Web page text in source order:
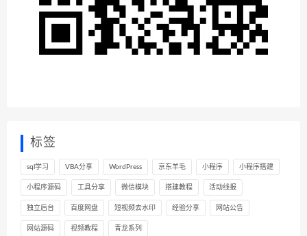
标签
sql学习 VBA分享 WordPress 京东羊毛 小程序 小程序搭建
小程序源码 工具分享 微信模块 搭建教程 活动线报
独立后台 百度网盘 短视频去水印 经验分享 网站公告
网站源码 视频教程 青龙系列